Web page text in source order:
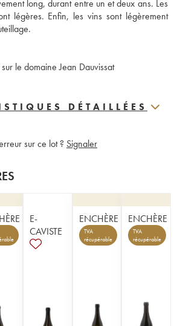
long, durant entre un et deux ans. Les
légères. Enfin, les vins sont légèrement
le domaine Jean Dauvissat
DÉTAILLÉES
sur ce lot ? Signaler
E-
CAVISTE
ENCHÈRE
TVA
récupérable
ENCHÈRE
TVA
récupérable